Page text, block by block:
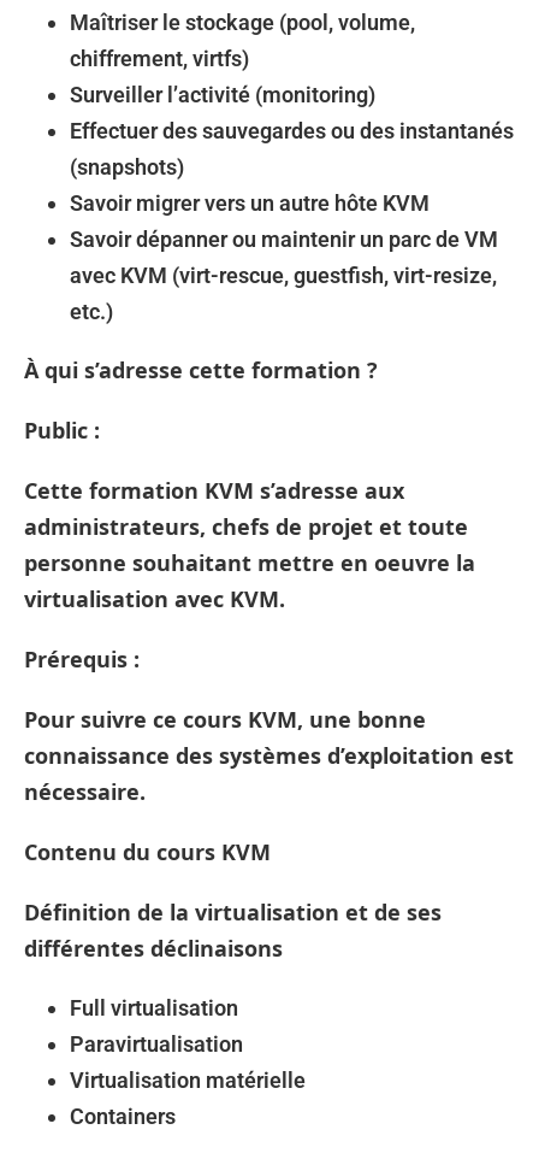
Maîtriser le stockage (pool, volume,
chiffrement, virtfs)
Surveiller l’activité (monitoring)
Effectuer des sauvegardes ou des instantanés
(snapshots)
Savoir migrer vers un autre hôte KVM
Savoir dépanner ou maintenir un parc de VM
avec KVM (virt-rescue, guestfish, virt-resize,
etc.)
À qui s’adresse cette formation ?
Public :
Cette formation KVM s’adresse aux
administrateurs, chefs de projet et toute
personne souhaitant mettre en oeuvre la
virtualisation avec KVM.
Prérequis :
Pour suivre ce cours KVM, une bonne
connaissance des systèmes d’exploitation est
nécessaire.
Contenu du cours KVM
Définition de la virtualisation et de ses
différentes déclinaisons
Full virtualisation
Paravirtualisation
Virtualisation matérielle
Containers